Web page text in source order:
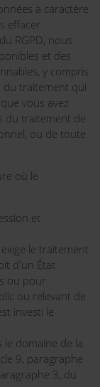
à caractère
effacer
RGPD, nous
et des
y compris
du traitement qui
vous avez
du traitement de
ou de toute
où le
et
le traitement
d'un État
ou pour
ou relevant de
investi le
domaine de la
9, paragraphe
3, du